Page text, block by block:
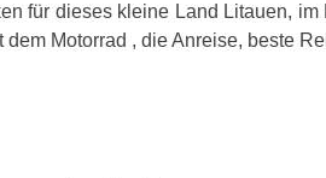
für dieses kleine Land Litauen,
Motorrad , die Anreise, beste